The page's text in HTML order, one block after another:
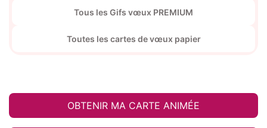
Tous les Gifs vœux PREMIUM
Toutes les cartes de vœux papier
OBTENIR MA CARTE ANIMÉE